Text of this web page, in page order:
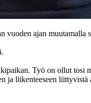
vuoden ajan
Työ on ollut tosi
ja liikenteeseen liittyvistä